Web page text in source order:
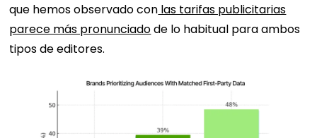
que hemos observado con las tarifas publicitarias
parece más pronunciadode lo habitual para ambos
tipos de editores.